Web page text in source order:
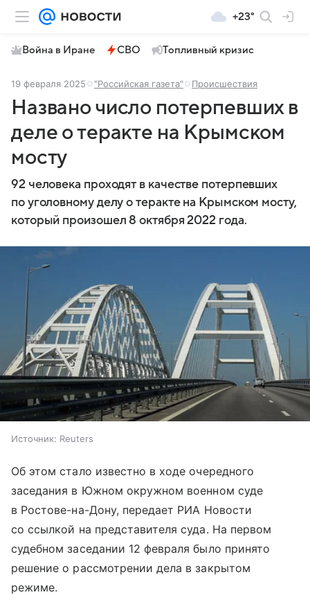
+23°
Война в Иране СВО Топливный кризис
19 февраля 2025 "Российская газета" Происшествия
Названо число потерпевших в
деле о теракте на Крымском
мосту
92 человека проходят в качестве потерпевших
по уголовному делу о теракте на Крымском мосту,
который произошел 8 октября 2022 года.
Источник: Reuters
Об этом стало известно в ходе очередного
заседания в Южном окружном военном суде
в Ростове-на-Дону, передает РИА Новости
со ссылкой на представителя суда. На первом
судебном заседании 12 февраля было принято
решение о рассмотрении дела в закрытом
режиме.